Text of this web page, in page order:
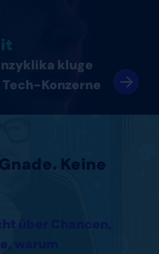
kluge
Konzerne
Keine
über Chancen,
warum